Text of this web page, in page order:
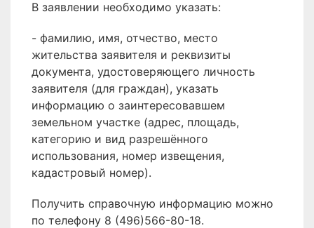
В заявлении необходимо указать:
- фамилию, имя, отчество, место
жительства заявителя и реквизиты
документа, удостоверяющего личность
заявителя (для граждан), указать
информацию о заинтересовавшем
земельном участке (адрес, площадь,
категорию и вид разрешённого
использования, номер извещения,
кадастровый номер).
Получить справочную информацию можно
по телефону 8 (496)566-80-18.